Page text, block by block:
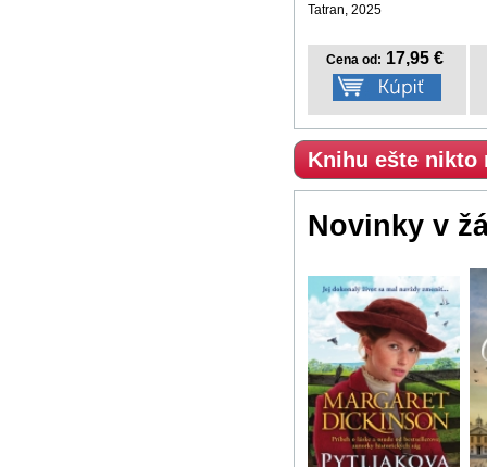
Tatran, 2025
Cena od: 17,95 €
Knihu ešte nikto
Novinky v